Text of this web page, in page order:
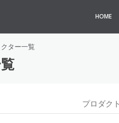
HOME
ター一覧
プロダクト